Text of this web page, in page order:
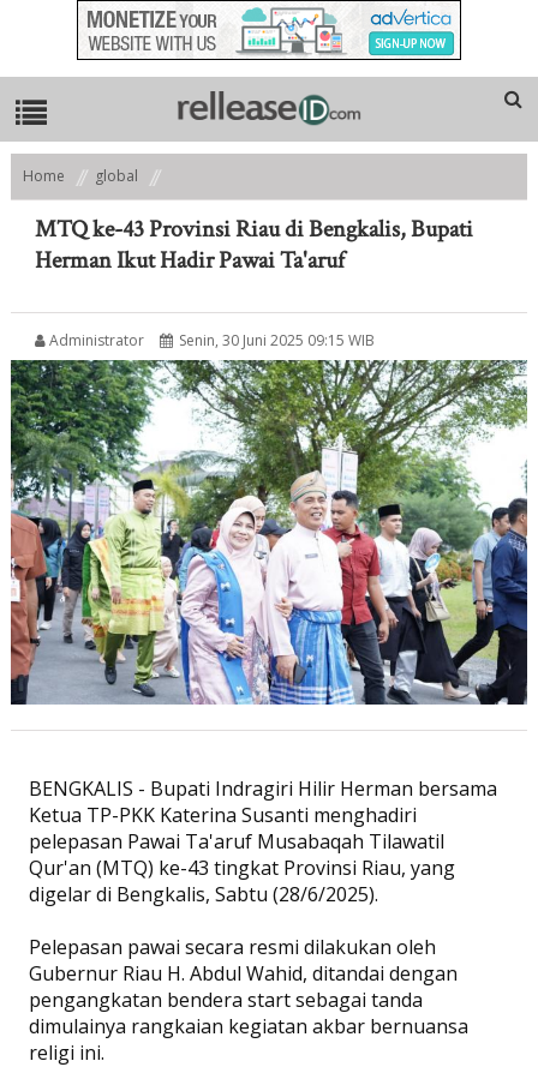
Home
global
MTQ ke-43 Provinsi Riau di Bengkalis, Bupati Herman Ikut Hadir Pawai
Ta'aruf
MTQ ke-43 Provinsi Riau di Bengkalis, Bupati
Herman Ikut Hadir Pawai Ta'aruf
Administrator Senin, 30 Juni 2025 09:15 WIB
BENGKALIS - Bupati Indragiri Hilir Herman bersama
Ketua TP-PKK Katerina Susanti menghadiri
pelepasan Pawai Ta'aruf Musabaqah Tilawatil
Qur'an (MTQ) ke-43 tingkat Provinsi Riau, yang
digelar di Bengkalis, Sabtu (28/6/2025).
Pelepasan pawai secara resmi dilakukan oleh
Gubernur Riau H. Abdul Wahid, ditandai dengan
pengangkatan bendera start sebagai tanda
dimulainya rangkaian kegiatan akbar bernuansa
religi ini.